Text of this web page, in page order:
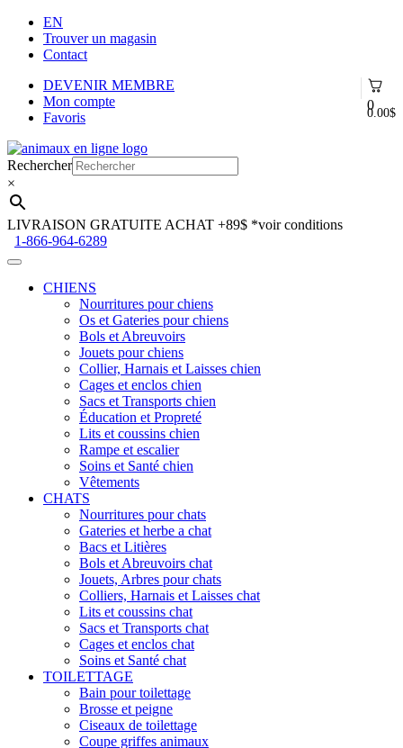
EN
Trouver un magasin
Contact
0
0.00$
DEVENIR MEMBRE
Mon compte
Favoris
Aller
à
la
navigation
Aller
au
contenu
Rechercher
×
LIVRAISON GRATUITE ACHAT +89$ *voir conditions
1-866-964-6289
CHIENS
Nourritures pour chiens
Os et Gateries pour chiens
Bols et Abreuvoirs
Jouets pour chiens
Collier, Harnais et Laisses chien
Cages et enclos chien
Sacs et Transports chien
Éducation et Propreté
Lits et coussins chien
Rampe et escalier
Soins et Santé chien
Vêtements
CHATS
Nourritures pour chats
Gateries et herbe a chat
Bacs et Litières
Bols et Abreuvoirs chat
Jouets, Arbres pour chats
Colliers, Harnais et Laisses chat
Lits et coussins chat
Sacs et Transports chat
Cages et enclos chat
Soins et Santé chat
TOILETTAGE
Bain pour toilettage
Brosse et peigne
Ciseaux de toilettage
Coupe griffes animaux